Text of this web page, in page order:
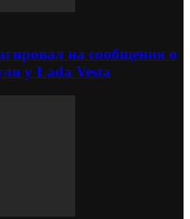
на сообщения о
у Lada Vesta